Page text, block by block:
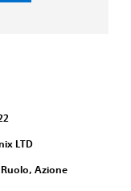
LTD
Azione